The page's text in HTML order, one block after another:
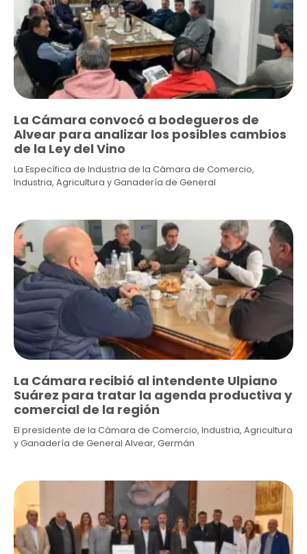
La Cámara convocó a bodegueros de
Alvear para analizar los posibles cambios
de la Ley del Vino
La Específica de Industria de la Cámara de Comercio,
Industria, Agricultura y Ganadería de General
La Cámara recibió al intendente Ulpiano
Suárez para tratar la agenda productiva y
comercial de la región
El presidente de la Cámara de Comercio, Industria, Agricultura
y Ganadería de General Alvear, Germán